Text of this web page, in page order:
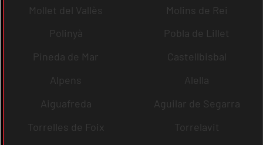
Mollet del Vallès
Molins de Rei
Polinyà
Pobla de Lillet
Pineda de Mar
Castellbisbal
Alpens
Alella
Aiguafreda
Aguilar de Segarra
Torrelles de Foix
Torrelavit